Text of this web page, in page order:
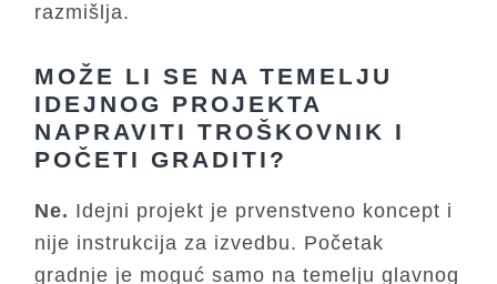
razmišlja.
MOŽE LI SE NA TEMELJU
IDEJNOG PROJEKTA
NAPRAVITI TROŠKOVNIK I
POČETI GRADITI?
Ne. Idejni projekt je prvenstveno koncept i
nije instrukcija za izvedbu. Početak
gradnje je moguć samo na temelju glavnog